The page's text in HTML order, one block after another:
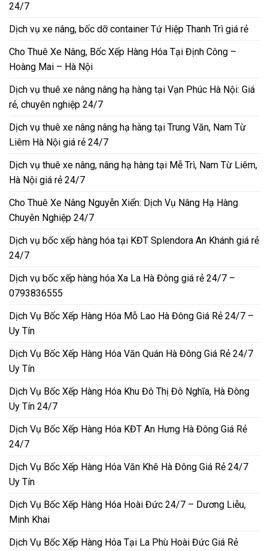
24/7
Dịch vụ xe nâng, bốc dỡ container Tứ Hiệp Thanh Trì giá rẻ
Cho Thuê Xe Nâng, Bốc Xếp Hàng Hóa Tại Định Công –
Hoàng Mai – Hà Nội
Dịch vụ thuê xe nâng nâng hạ hàng tại Vạn Phúc Hà Nội: Giá
rẻ, chuyên nghiệp 24/7
Dịch vụ thuê xe nâng nâng hạ hàng tại Trung Văn, Nam Từ
Liêm Hà Nội giá rẻ 24/7
Dịch vụ thuê xe nâng, nâng hạ hàng tại Mễ Trì, Nam Từ Liêm,
Hà Nội giá rẻ 24/7
Cho Thuê Xe Nâng Nguyễn Xiển: Dịch Vụ Nâng Hạ Hàng
Chuyên Nghiệp 24/7
Dịch vụ bốc xếp hàng hóa tại KĐT Splendora An Khánh giá rẻ
24/7
Dịch vụ bốc xếp hàng hóa Xa La Hà Đông giá rẻ 24/7 –
0793836555
Dịch Vụ Bốc Xếp Hàng Hóa Mỗ Lao Hà Đông Giá Rẻ 24/7 –
Uy Tín
Dịch Vụ Bốc Xếp Hàng Hóa Văn Quán Hà Đông Giá Rẻ 24/7
Uy Tín
Dịch Vụ Bốc Xếp Hàng Hóa Khu Đô Thị Đô Nghĩa, Hà Đông
Uy Tín 24/7
Dịch Vụ Bốc Xếp Hàng Hóa KĐT An Hưng Hà Đông Giá Rẻ
24/7
Dịch Vụ Bốc Xếp Hàng Hóa Văn Khê Hà Đông Giá Rẻ 24/7
Uy Tín
Dịch Vụ Bốc Xếp Hàng Hóa Hoài Đức 24/7 – Dương Liễu,
Minh Khai
Dịch Vụ Bốc Xếp Hàng Hóa Tại La Phù Hoài Đức Giá Rẻ